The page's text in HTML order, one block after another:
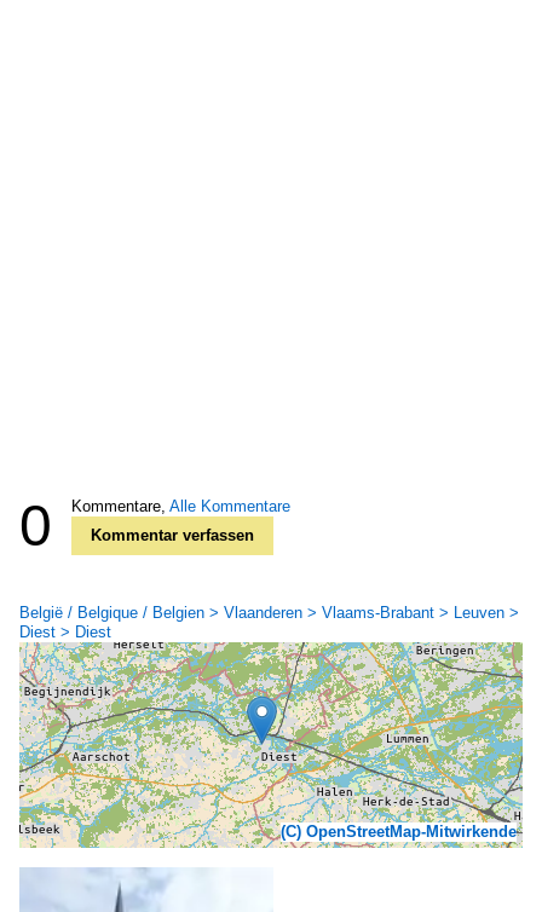
0 Kommentare, Alle Kommentare
Kommentar verfassen
België / Belgique / Belgien > Vlaanderen > Vlaams-Brabant > Leuven >
Diest > Diest
(C) OpenStreetMap-Mitwirkende